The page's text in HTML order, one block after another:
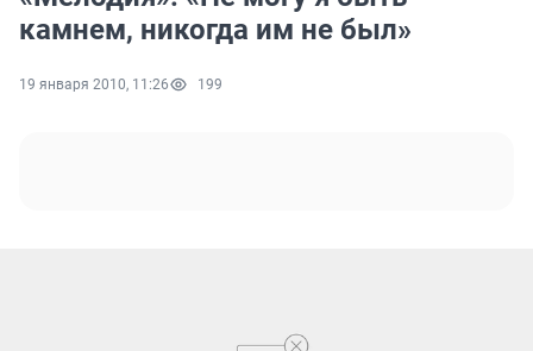
камнем, никогда им не был»
19 января 2010, 11:26 199